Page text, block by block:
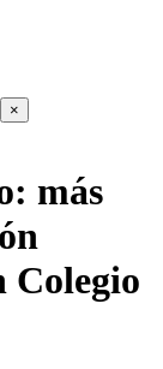
×
más
Colegio